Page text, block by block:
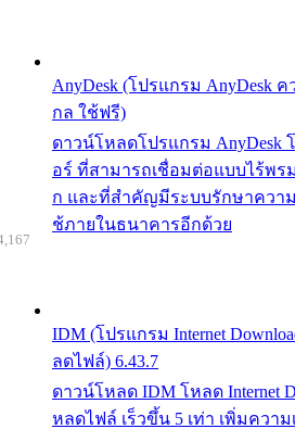
AnyDesk (โปรแกรม AnyDesk
กล ใช้ฟรี)
ดาวน์โหลดโปรแกรม AnyDesk
อร์ ที่สามารถเชื่อมต่อแบบไร้พร
ก และที่สำคัญมีระบบรักษาควา
ช้ภายในธนาคารอีกด้วย
IDM (โปรแกรม Internet
ลดไฟล์) 6.43.7
ดาวน์โหลด IDM โหลด Internet
หลดไฟล์ เร็วขึ้น 5 เท่า เพิ่มควา